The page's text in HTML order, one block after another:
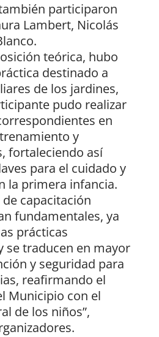
participaron
Lambert, Nicolás
teórica, hubo
destinado a
de los jardines,
pudo realizar
en
y
fortaleciendo así
para el cuidado y
la primera infancia.
de capacitación
fundamentales, ya
prácticas
se traducen en mayor
y seguridad para
reafirmando el
Municipio con el
de los niños”,